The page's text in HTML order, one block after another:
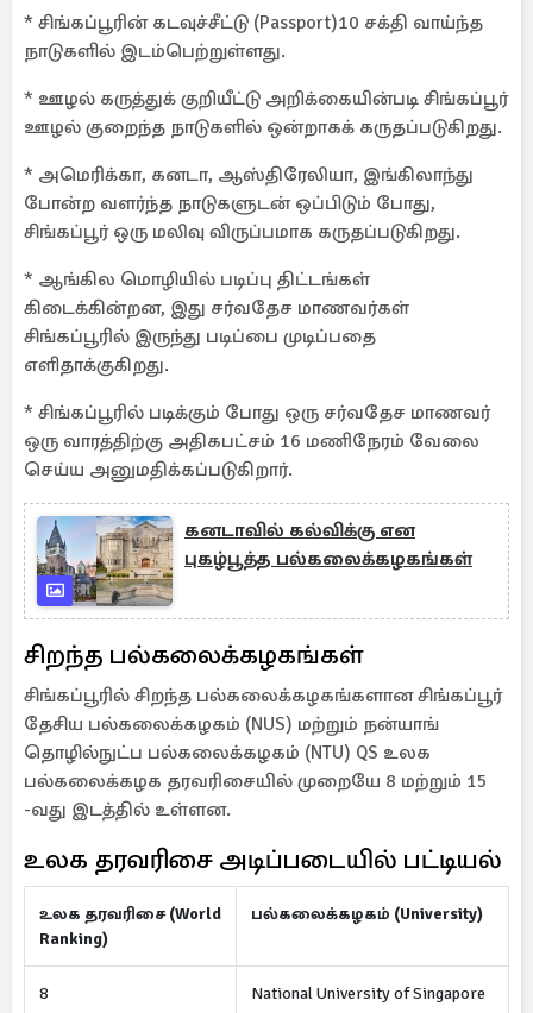
* சிங்கப்பூரின் கடவுச்சீட்டு (Passport)10 சக்தி வாய்ந்த
நாடுகளில் இடம்பெற்றுள்ளது.
* ஊழல் கருத்துக் குறியீட்டு அறிக்கையின்படி சிங்கப்பூர்
ஊழல் குறைந்த நாடுகளில் ஒன்றாகக் கருதப்படுகிறது.
* அமெரிக்கா, கனடா, ஆஸ்திரேலியா, இங்கிலாந்து
போன்ற வளர்ந்த நாடுகளுடன் ஒப்பிடும் போது, ​​
சிங்கப்பூர் ஒரு மலிவு விருப்பமாக கருதப்படுகிறது.
* ஆங்கில மொழியில் படிப்பு திட்டங்கள்
கிடைக்கின்றன, இது சர்வதேச மாணவர்கள்
சிங்கப்பூரில் இருந்து படிப்பை முடிப்பதை
எளிதாக்குகிறது.
* சிங்கப்பூரில் படிக்கும் போது ஒரு சர்வதேச மாணவர்
ஒரு வாரத்திற்கு அதிகபட்சம் 16 மணிநேரம் வேலை
செய்ய அனுமதிக்கப்படுகிறார்.
கனடாவில் கல்விக்கு என
புகழ்பூத்த பல்கலைக்கழகங்கள்
சிறந்த பல்கலைக்கழகங்கள்
சிங்கப்பூரில் சிறந்த பல்கலைக்கழகங்களான சிங்கப்பூர்
தேசிய பல்கலைக்கழகம் (NUS) மற்றும் நன்யாங்
தொழில்நுட்ப பல்கலைக்கழகம் (NTU) QS உலக
பல்கலைக்கழக தரவரிசையில் முறையே 8 மற்றும் 15
-வது இடத்தில் உள்ளன.
உலக தரவரிசை அடிப்படையில் பட்டியல்
உலக தரவரிசை (World
Ranking)
பல்கலைக்கழகம் (University)
8 National University of Singapore